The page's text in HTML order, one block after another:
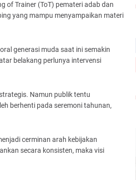
of Trainer (ToT) pemateri adab dan
yang mampu menyampaikan materi
generasi muda saat ini semakin
belakang perlunya intervensi
Namun publik tentu
berhenti pada seremoni tahunan,
cerminan arah kebijakan
secara konsisten, maka visi